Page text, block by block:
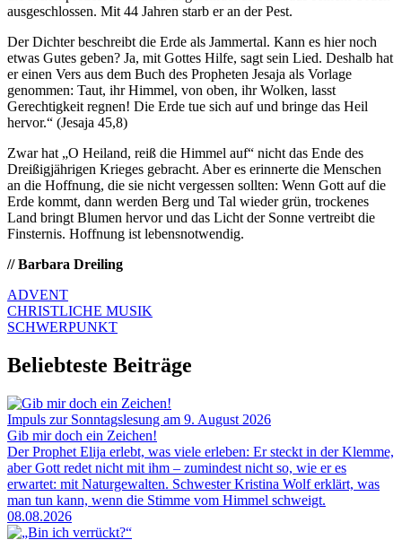
ausgeschlossen. Mit 44 Jahren starb er an der Pest.
Der Dichter beschreibt die Erde als Jammertal. Kann es hier noch
etwas Gutes geben? Ja, mit Gottes Hilfe, sagt sein Lied. Deshalb hat
er einen Vers aus dem Buch des Propheten Jesaja als Vorlage
genommen: Taut, ihr Himmel, von oben, ihr Wolken, lasst
Gerechtigkeit regnen! Die Erde tue sich auf und bringe das Heil
hervor.“ (Jesaja 45,8)
Zwar hat „O Heiland, reiß die Himmel auf“ nicht das Ende des
Dreißigjährigen Krieges gebracht. Aber es erinnerte die Menschen
an die Hoffnung, die sie nicht vergessen sollten: Wenn Gott auf die
Erde kommt, dann werden Berg und Tal wieder grün, trockenes
Land bringt Blumen hervor und das Licht der Sonne vertreibt die
Finsternis. Hoffnung ist lebensnotwendig.
// Barbara Dreiling
ADVENT
CHRISTLICHE MUSIK
SCHWERPUNKT
Beliebteste Beiträge
Impuls zur Sonntagslesung am 9. August 2026
Gib mir doch ein Zeichen!
Der Prophet Elija erlebt, was viele erleben: Er steckt in der Klemme,
aber Gott redet nicht mit ihm – zumindest nicht so, wie er es
erwartet: mit Naturgewalten. Schwester Kristina Wolf erklärt, was
man tun kann, wenn die Stimme vom Himmel schweigt.
08.08.2026